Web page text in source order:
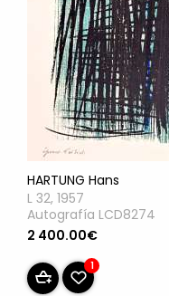
HARTUNG Hans
L 32, 1957
Autografía LCD8274
2 400.00€
1